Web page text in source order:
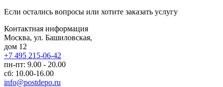
Если остались вопросы или хотите заказать услугу
Контактная информация
Москва, ул. Башиловская,
дом 12
+7 495 215-06-42
пн-пт: 9.00 - 20.00
сб: 10.00-16.00
info@postdepo.ru